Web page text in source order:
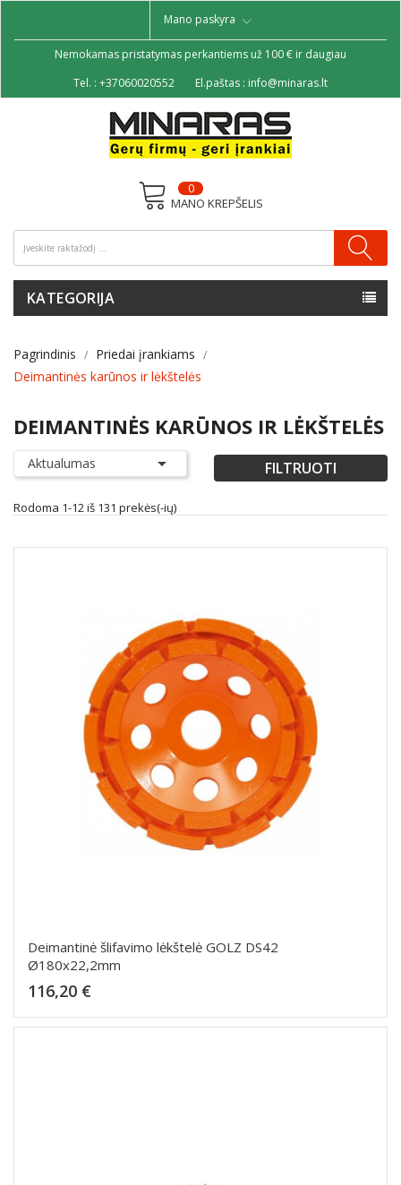
Mano paskyra
Nemokamas pristatymas perkantiems už 100 € ir daugiau
Tel. : +37060020552 El.paštas : info@minaras.lt
MANO KREPŠELIS
0
KATEGORIJA
Pagrindinis
Priedai įrankiams
Deimantinės karūnos ir lėkštelės
DEIMANTINĖS KARŪNOS IR LĖKŠTELĖS
Aktualumas  FILTRUOTI
Rodoma 1-12 iš 131 prekės(-ių)
Deimantinė šlifavimo lėkštelė GOLZ DS42
Ø180x22,2mm
116,20 €